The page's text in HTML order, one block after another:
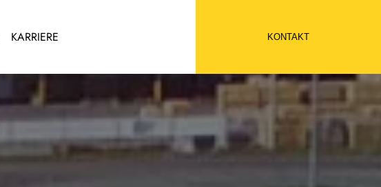
KARRIERE KONTAKT